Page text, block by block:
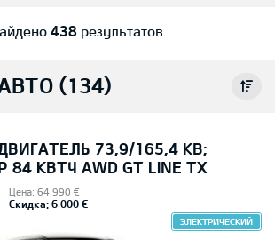
438 результатов
(134)
73,9/165,4 КВ;
КВТЧ AWD GT LINE TX
Цена: 64 990 €
Скидка: 6 000 €
ЭЛЕКТРИЧЕСКИЙ